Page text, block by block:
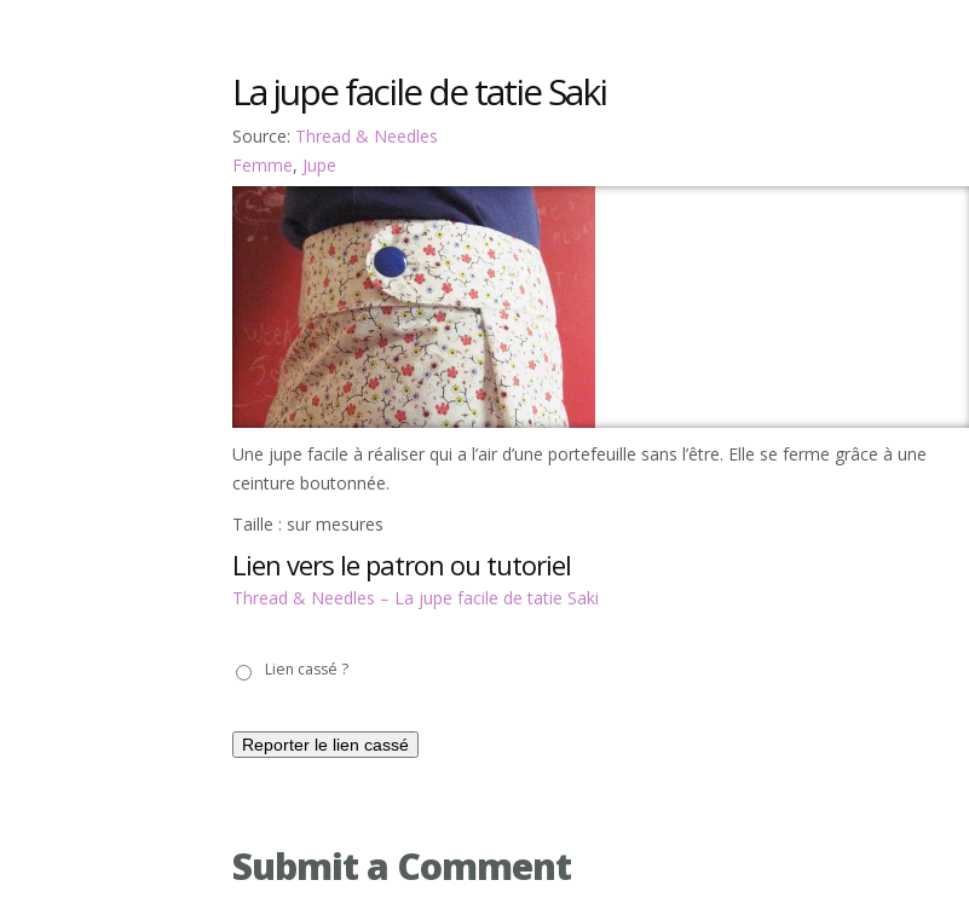
La jupe facile de tatie Saki
Source: Thread & Needles
Femme, Jupe
Une jupe facile à réaliser qui a l’air d’une portefeuille sans l’être. Elle se ferme grâce à une
ceinture boutonnée.
Taille : sur mesures
Lien vers le patron ou tutoriel
Thread & Needles – La jupe facile de tatie Saki
casséLien cassé ?
Submit a Comment